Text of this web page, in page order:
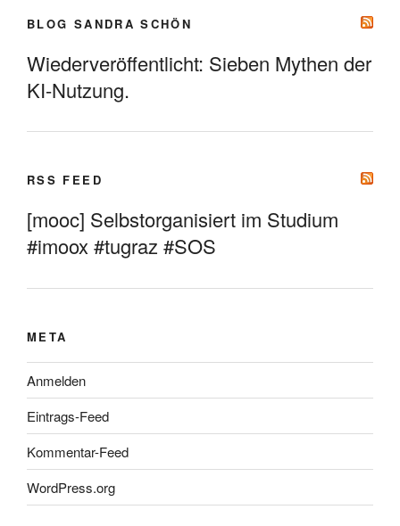
BLOG SANDRA SCHÖN
Wiederveröffentlicht: Sieben Mythen der
KI-Nutzung.
RSS FEED
[mooc] Selbstorganisiert im Studium
#imoox #tugraz #SOS
META
Anmelden
Eintrags-Feed
Kommentar-Feed
WordPress.org